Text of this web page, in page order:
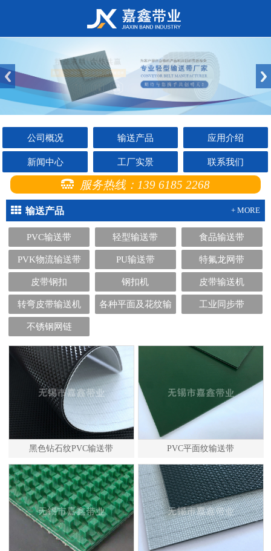
公司概况 输送产品 应用介绍
新闻中心 工厂实景 联系我们
服务热线：139 6185 2268
输送产品 + MORE
PVC输送带 轻型输送带 食品输送带
PVK物流输送带 PU输送带 特氟龙网带
皮带钢扣 钢扣机 皮带输送机
转弯皮带输送机
各种平面及花纹输
工业同步带
不锈钢网链
黑色钻石纹PVC输送带 PVC平面纹输送带